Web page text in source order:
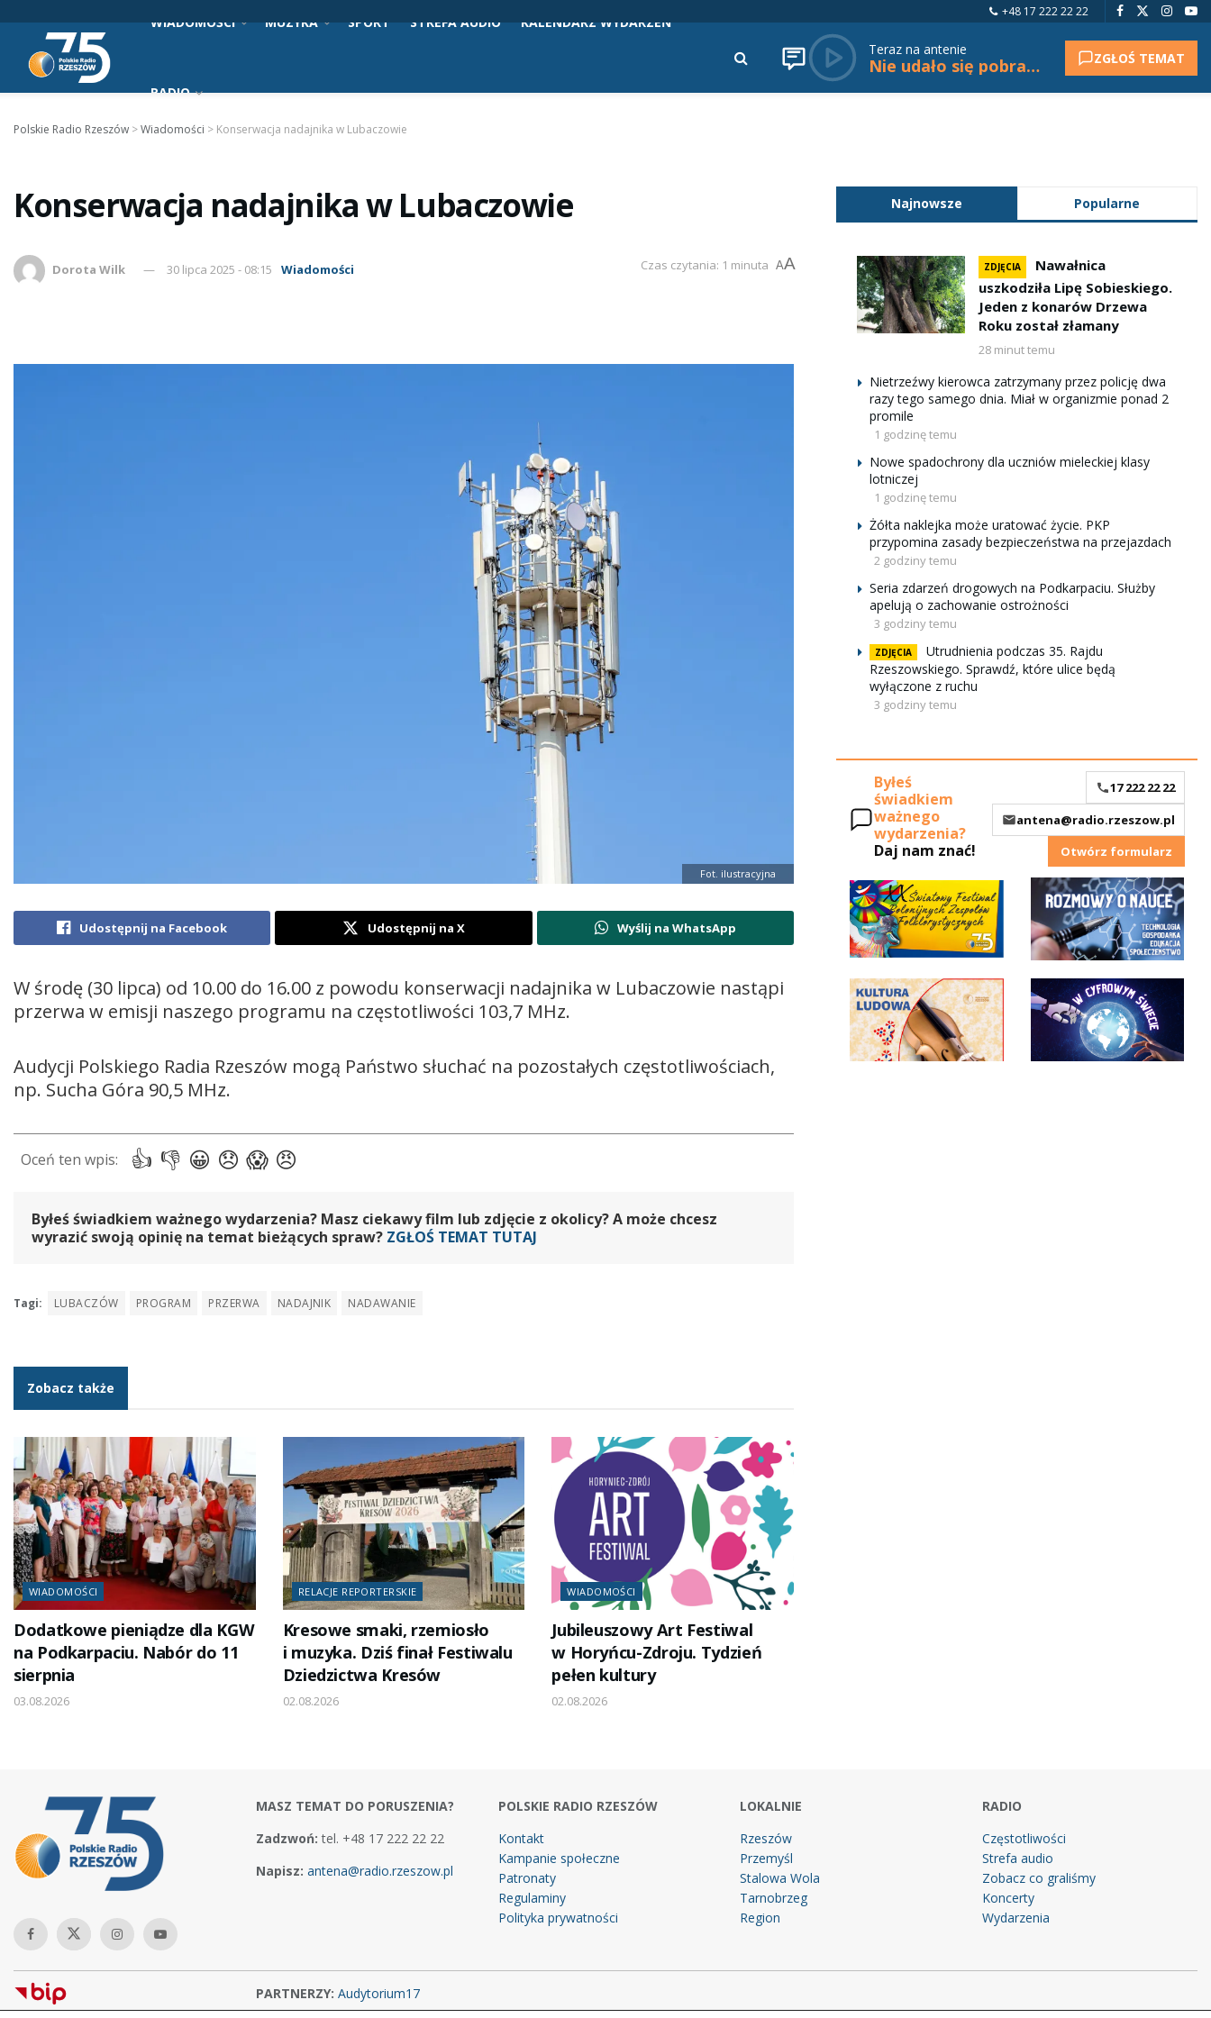
+48 17 222 22 22
WIADOMOŚCI MUZYKA SPORT STREFA AUDIO KALENDARZ WYDARZEŃ
RADIO
Teraz na antenie
Nie udało się pobrać tytułu. ZGŁOŚ TEMAT
Polskie Radio Rzeszów >Wiadomości > Konserwacja nadajnika w Lubaczowie
Konserwacja nadajnika w Lubaczowie
Dorota Wilk 30 lipca 2025 - 08:15 Wiadomości Czas czytania: 1 minuta AA
Fot. ilustracyjna
Udostępnij na Facebook Udostępnij na X Wyślij na WhatsApp
W środę (30 lipca) od 10.00 do 16.00 z powodu konserwacji nadajnika w Lubaczowie nastąpi
przerwa w emisji naszego programu na częstotliwości 103,7 MHz.
Audycji Polskiego Radia Rzeszów mogą Państwo słuchać na pozostałych częstotliwościach,
np. Sucha Góra 90,5 MHz.
Byłeś świadkiem ważnego wydarzenia? Masz ciekawy film lub zdjęcie z okolicy? A może chcesz
wyrazić swoją opinię na temat bieżących spraw? ZGŁOŚ TEMAT TUTAJ
Tagi: LUBACZÓW PROGRAM PRZERWA NADAJNIK NADAWANIE
Zobacz także
WIADOMOŚCI
Dodatkowe pieniądze dla KGW
na Podkarpaciu. Nabór do 11
sierpnia
03.08.2026
RELACJE REPORTERSKIE
Kresowe smaki, rzemiosło
i muzyka. Dziś finał Festiwalu
Dziedzictwa Kresów
02.08.2026
WIADOMOŚCI
Jubileuszowy Art Festiwal
w Horyńcu-Zdroju. Tydzień
pełen kultury
02.08.2026
Najnowsze Popularne
ZDJĘCIA
Nawałnica
uszkodziła Lipę Sobieskiego.
Jeden z konarów Drzewa
Roku został złamany
28 minut temu
Nietrzeźwy kierowca zatrzymany przez policję dwa
razy tego samego dnia. Miał w organizmie ponad 2
promile
1 godzinę temu
Nowe spadochrony dla uczniów mieleckiej klasy
lotniczej
1 godzinę temu
Żółta naklejka może uratować życie. PKP
przypomina zasady bezpieczeństwa na przejazdach
2 godziny temu
Seria zdarzeń drogowych na Podkarpaciu. Służby
apelują o zachowanie ostrożności
3 godziny temu
ZDJĘCIA
Utrudnienia podczas 35. Rajdu
Rzeszowskiego. Sprawdź, które ulice będą
wyłączone z ruchu
3 godziny temu
Byłeś
świadkiem
ważnego
wydarzenia?
Daj nam znać!
17 222 22 22
antena@radio.rzeszow.pl
Otwórz formularz
MASZ TEMAT DO PORUSZENIA?
Zadzwoń: tel. +48 17 222 22 22
Napisz: antena@radio.rzeszow.pl
POLSKIE RADIO RZESZÓW
Kontakt
Kampanie społeczne
Patronaty
Regulaminy
Polityka prywatności
LOKALNIE
Rzeszów
Przemyśl
Stalowa Wola
Tarnobrzeg
Region
RADIO
Częstotliwości
Strefa audio
Zobacz co graliśmy
Koncerty
Wydarzenia
PARTNERZY: Audytorium17